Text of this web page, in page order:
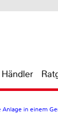
Händler
in einem